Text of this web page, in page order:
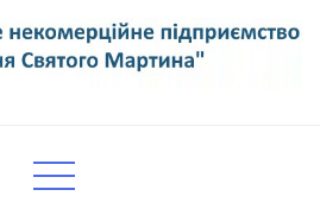
"Лікарня Святого